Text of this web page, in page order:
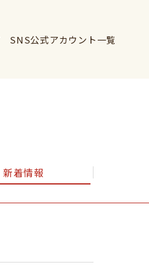
SNS公式アカウント一覧
新着情報